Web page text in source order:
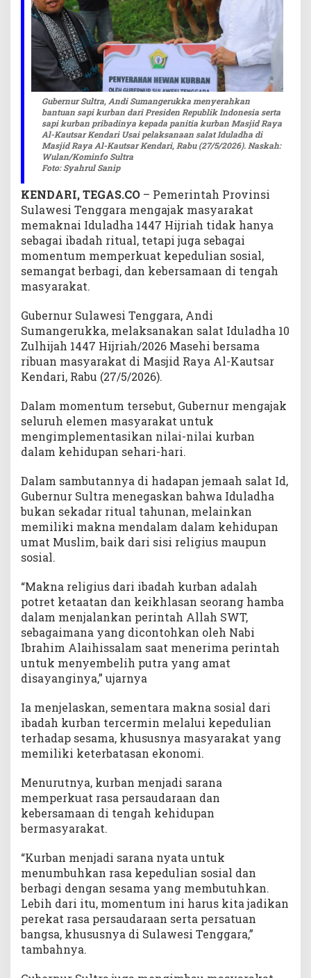
d
h
a
u
t
u
k
M
e
m
r
k
u
a
K
e
d
u
l
a
S
o
s
i
a
Gubernur Sultra, Andi Sumangerukka menyerahkan
bantuan sapi kurban dari Presiden Republik Indonesia serta
sapi kurban pribadinya kepada panitia kurban Masjid Raya
Al-Kautsar Kendari Usai pelaksanaan salat Iduladha di
Masjid Raya Al-Kautsar Kendari, Rabu (27/5/2026). Naskah:
Wulan/Kominfo Sultra
Foto: Syahrul Sanip
KENDARI, TEGAS.CO – Pemerintah Provinsi
Sulawesi Tenggara mengajak masyarakat
memaknai Iduladha 1447 Hijriah tidak hanya
sebagai ibadah ritual, tetapi juga sebagai
momentum memperkuat kepedulian sosial,
semangat berbagi, dan kebersamaan di tengah
masyarakat.
Gubernur Sulawesi Tenggara, Andi
Sumangerukka, melaksanakan salat Iduladha 10
Zulhijah 1447 Hijriah/2026 Masehi bersama
ribuan masyarakat di Masjid Raya Al-Kautsar
Kendari, Rabu (27/5/2026).
Dalam momentum tersebut, Gubernur mengajak
seluruh elemen masyarakat untuk
mengimplementasikan nilai-nilai kurban
dalam kehidupan sehari-hari.
Dalam sambutannya di hadapan jemaah salat Id,
Gubernur Sultra menegaskan bahwa Iduladha
bukan sekadar ritual tahunan, melainkan
memiliki makna mendalam dalam kehidupan
umat Muslim, baik dari sisi religius maupun
sosial.
“Makna religius dari ibadah kurban adalah
potret ketaatan dan keikhlasan seorang hamba
dalam menjalankan perintah Allah SWT,
sebagaimana yang dicontohkan oleh Nabi
Ibrahim Alaihissalam saat menerima perintah
untuk menyembelih putra yang amat
disayanginya,” ujarnya
Ia menjelaskan, sementara makna sosial dari
ibadah kurban tercermin melalui kepedulian
terhadap sesama, khususnya masyarakat yang
memiliki keterbatasan ekonomi.
Menurutnya, kurban menjadi sarana
memperkuat rasa persaudaraan dan
kebersamaan di tengah kehidupan
bermasyarakat.
“Kurban menjadi sarana nyata untuk
menumbuhkan rasa kepedulian sosial dan
berbagi dengan sesama yang membutuhkan.
Lebih dari itu, momentum ini harus kita jadikan
perekat rasa persaudaraan serta persatuan
bangsa, khususnya di Sulawesi Tenggara,”
tambahnya.